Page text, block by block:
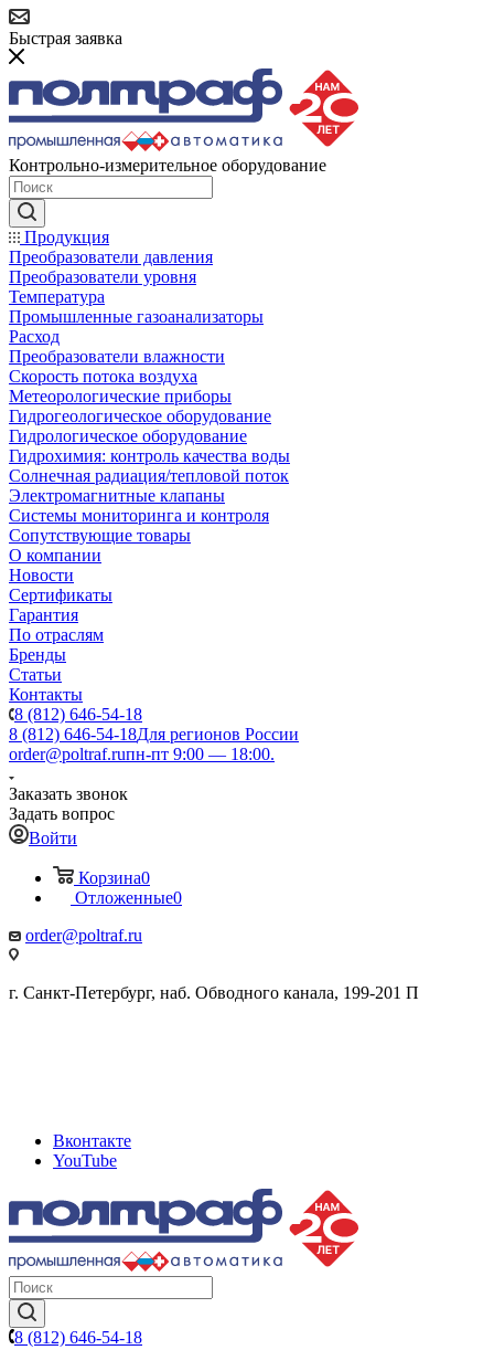
Быстрая заявка
Контрольно-измерительное оборудование
Продукция
Преобразователи давления
Преобразователи уровня
Температура
Промышленные газоанализаторы
Расход
Преобразователи влажности
Скорость потока воздуха
Метеорологические приборы
Гидрогеологическое оборудование
Гидрологическое оборудование
Гидрохимия: контроль качества воды
Солнечная радиация/тепловой поток
Электромагнитные клапаны
Системы мониторинга и контроля
Сопутствующие товары
О компании
Новости
Сертификаты
Гарантия
По отраслям
Бренды
Статьи
Контакты
8 (812) 646-54-18
8 (812) 646-54-18Для регионов России
order@poltraf.ruпн-пт 9:00 — 18:00.
Заказать звонок
Задать вопрос
Войти
Корзина0
Отложенные0
order@poltraf.ru
г. Санкт-Петербург, наб. Обводного канала, 199-201 П
Вконтакте
YouTube
8 (812) 646-54-18